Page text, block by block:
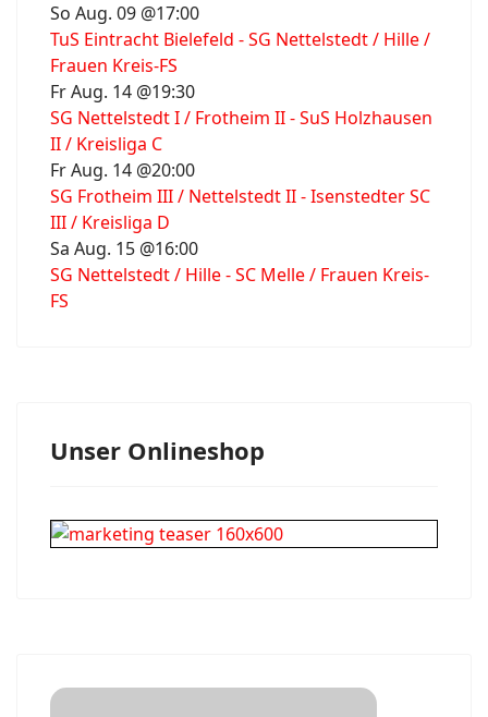
So Aug. 09 @17:00
TuS Eintracht Bielefeld - SG Nettelstedt / Hille /
Frauen Kreis-FS
Fr Aug. 14 @19:30
SG Nettelstedt I / Frotheim II - SuS Holzhausen
II / Kreisliga C
Fr Aug. 14 @20:00
SG Frotheim III / Nettelstedt II - Isenstedter SC
III / Kreisliga D
Sa Aug. 15 @16:00
SG Nettelstedt / Hille - SC Melle / Frauen Kreis-
FS
Unser Onlineshop